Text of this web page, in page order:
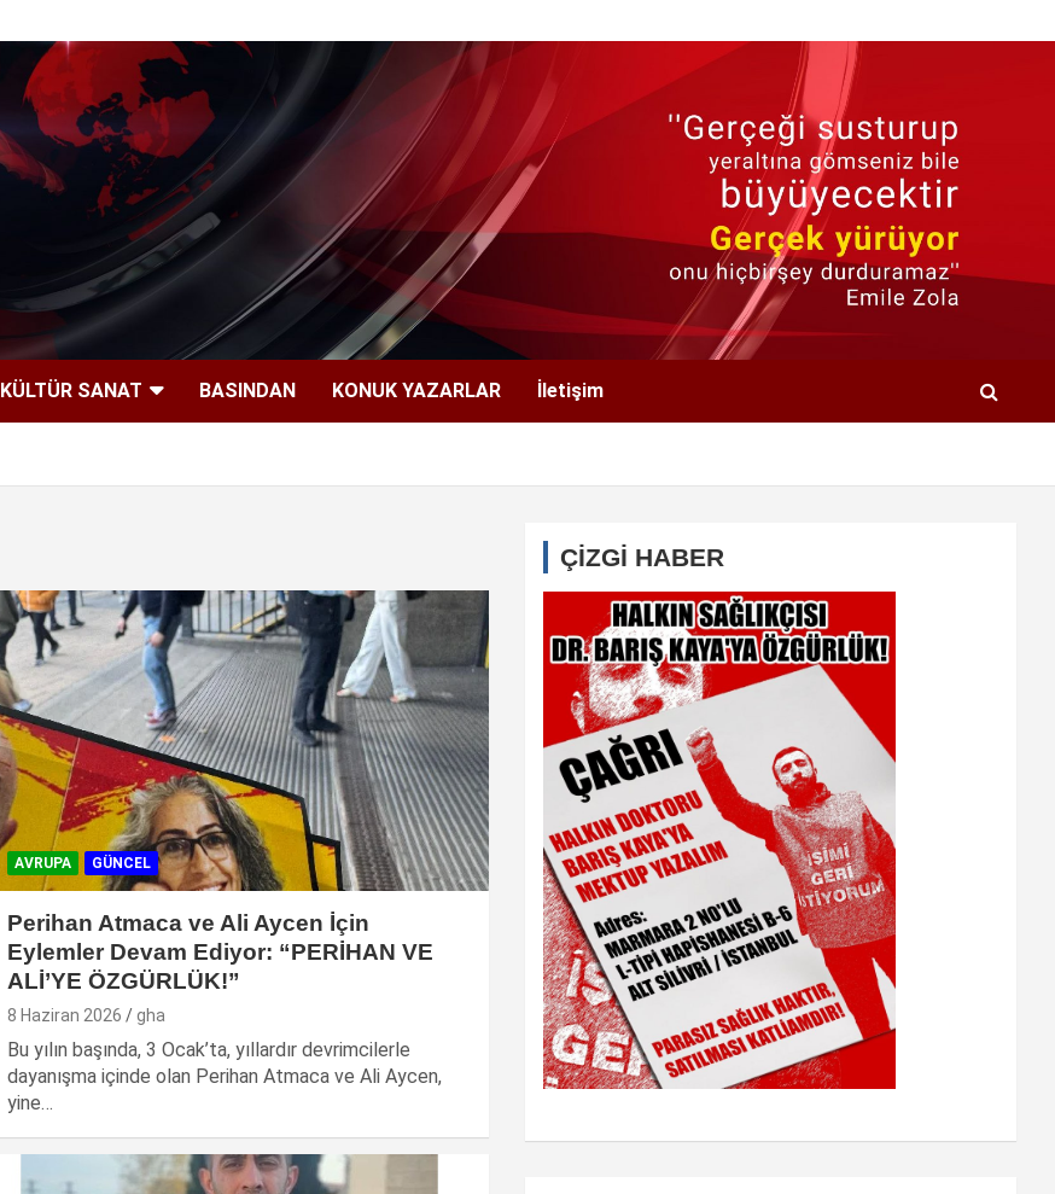
KÜLTÜR SANAT BASINDAN KONUK YAZARLAR İletişim
AVRUPA GÜNCEL
Perihan Atmaca ve Ali Aycen İçin
Eylemler Devam Ediyor: “PERİHAN VE
ALİ’YE ÖZGÜRLÜK!”
8 Haziran 2026 gha
Bu yılın başında, 3 Ocak’ta, yıllardır devrimcilerle
dayanışma içinde olan Perihan Atmaca ve Ali Aycen,
yine…
ÇİZGİ HABER